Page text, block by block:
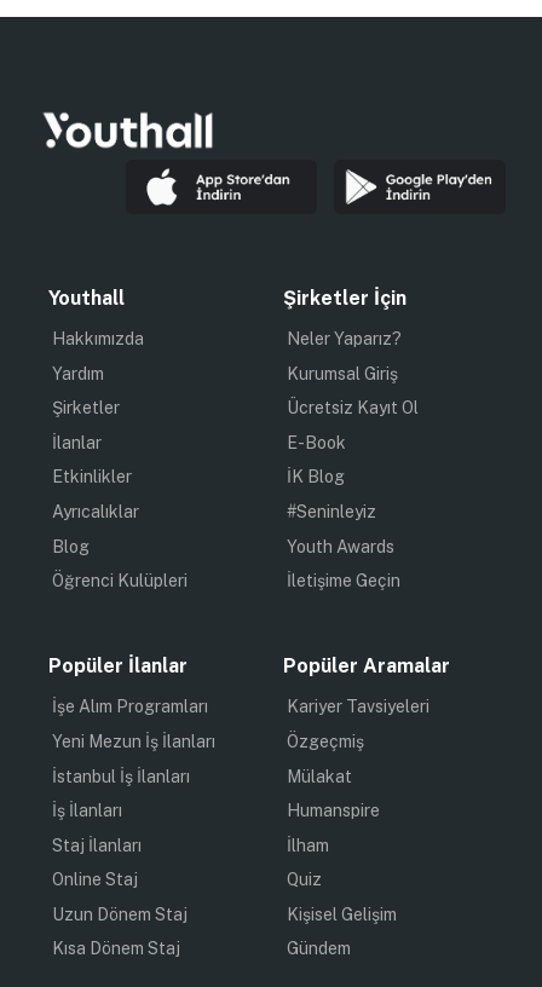
Youthall
Hakkımızda
Yardım
Şirketler
İlanlar
Etkinlikler
Ayrıcalıklar
Blog
Öğrenci Kulüpleri
Şirketler İçin
Neler Yaparız?
Kurumsal Giriş
Ücretsiz Kayıt Ol
E-Book
İK Blog
#Seninleyiz
Youth Awards
İletişime Geçin
Popüler İlanlar
İşe Alım Programları
Yeni Mezun İş İlanları
İstanbul İş İlanları
İş İlanları
Staj İlanları
Online Staj
Uzun Dönem Staj
Kısa Dönem Staj
Popüler Aramalar
Kariyer Tavsiyeleri
Özgeçmiş
Mülakat
Humanspire
İlham
Quiz
Kişisel Gelişim
Gündem